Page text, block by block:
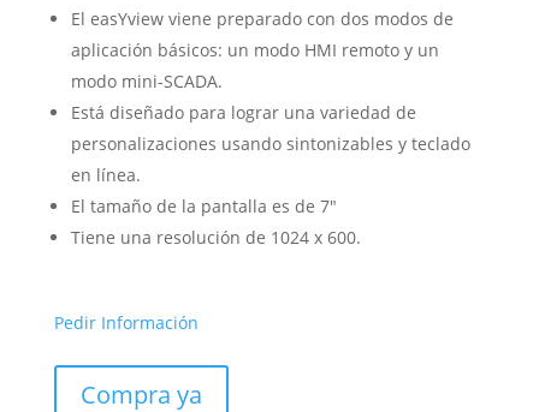
El easYview viene preparado con dos modos de
aplicación básicos: un modo HMI remoto y un
modo mini-SCADA.
Está diseñado para lograr una variedad de
personalizaciones usando sintonizables y teclado
en línea.
El tamaño de la pantalla es de 7″
Tiene una resolución de 1024 x 600.
Pedir Información
Compra ya